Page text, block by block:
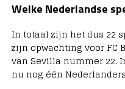
Welke Nederlandse
In totaal zijn het dus 22
zijn opwachting voor FC
van Sevilla nummer 22.
nu nog één